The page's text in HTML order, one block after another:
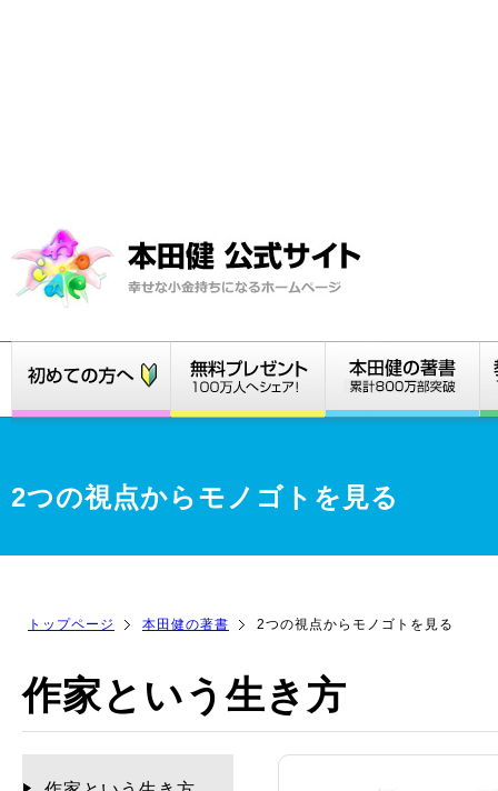
2つの視点からモノゴトを見る
トップページ 本田健の著書 2つの視点からモノゴトを見る
作家という生き方